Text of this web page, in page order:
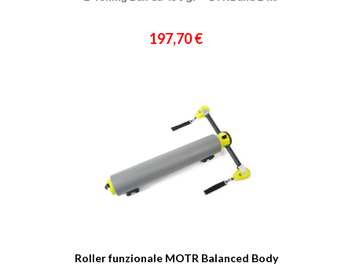
197,70 €
Roller funzionale MOTR Balanced Body